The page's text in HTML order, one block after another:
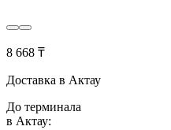
8 668 ₸
Доставка в Актау
До терминала
в Актау: